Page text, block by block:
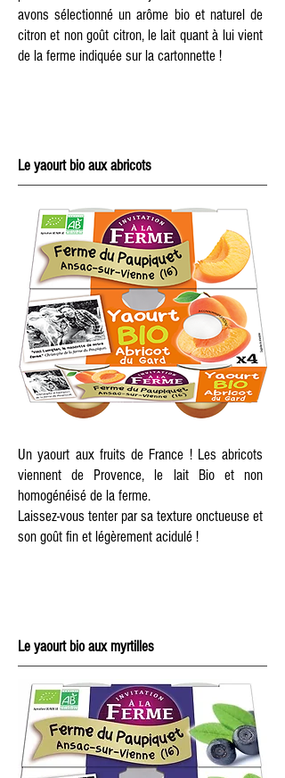
avons sélectionné un arôme bio et naturel de
citron et non goût citron, le lait quant à lui vient
de la ferme indiquée sur la cartonnette !
Le yaourt bio aux abricots
Un yaourt aux fruits de France ! Les abricots
viennent de Provence, le lait Bio et non
homogénéisé de la ferme.
Laissez-vous tenter par sa texture onctueuse et
son goût fin et légèrement acidulé !
Le yaourt bio aux myrtilles